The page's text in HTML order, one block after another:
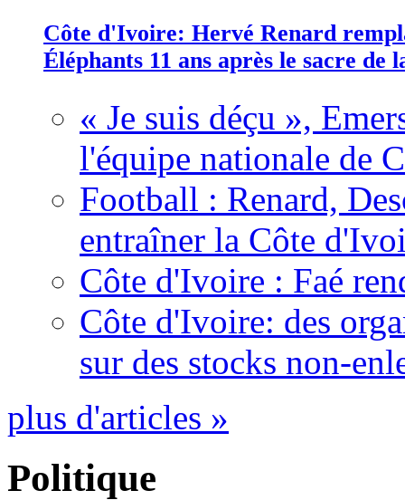
Côte d'Ivoire: Hervé Renard
Éléphants 11 ans après le sacre de
« Je suis déçu »,
l'équipe nationale de
Football : Renard,
entraîner la Côte
Côte d'Ivoire : Faé
Côte d'Ivoire: des
sur des stocks non-
plus d'articles »
Politique